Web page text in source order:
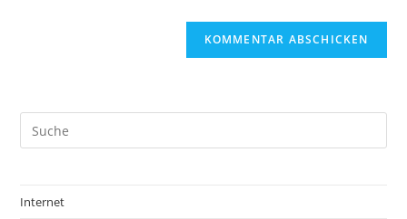
Internet